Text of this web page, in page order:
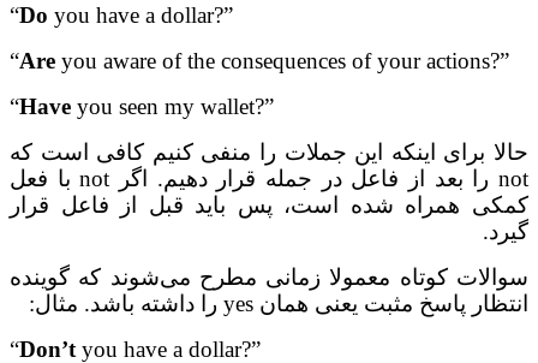
“Do you have a dollar?”
“Are you aware of the consequences of your actions?”
“Have you seen my wallet?”
حالا برای اینکه این جملات را منفی کنیم کافی است که
notرا بعد از فاعل در جمله قرار دهیم. اگر notبا فعل
کمکی همراه شده است، پس باید قبل از فاعل قرار
گیرد.
سوالات کوتاه معمولا زمانی مطرح می‌شوند که گوینده
انتظار پاسخ مثبت یعنی همان yes را داشته باشد. مثال:
“Don’t you have a dollar?”